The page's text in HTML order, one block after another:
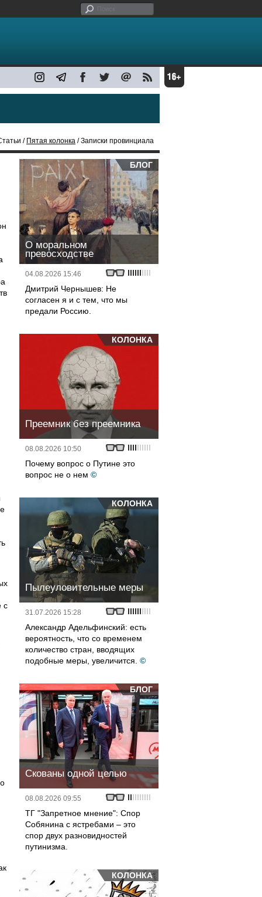
/ Пятая колонка / Записки провинциала
с
БЛОГ
О моральном
превосходстве
04.08.2026 15:46
Дмитрий Чернышев: Не
согласен я и с тем, что мы
предали Россию.
КОЛОНКА
Преемник без преемника
08.08.2026 10:50
Почему вопрос о Путине это
вопрос не о нем ©
КОЛОНКА
Пылеуловительные меры
31.07.2026 15:28
Александр Адельфинский: есть
вероятность, что со временем
количество стран, вводящих
подобные меры, увеличится. ©
БЛОГ
Скованы одной целью
08.08.2026 09:55
ТГ "Запретное мнение": Спор
Собянина с ястребами – это
спор двух разновидностей
путинизма.
КОЛОНКА